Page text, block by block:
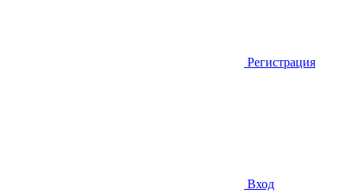
Регистрация
Вход